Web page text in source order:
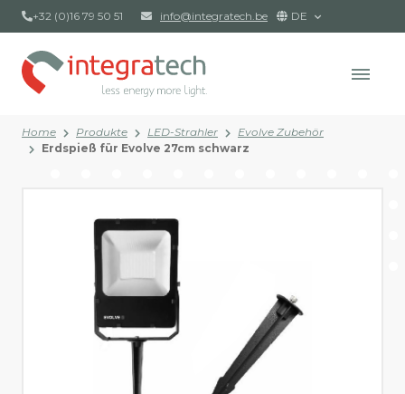
+32 (0)16 79 50 51 info@integratech.be DE
Home Produkte LED-Strahler
Evolve Zubehör
Erdspieß für Evolve 27cm schwarz